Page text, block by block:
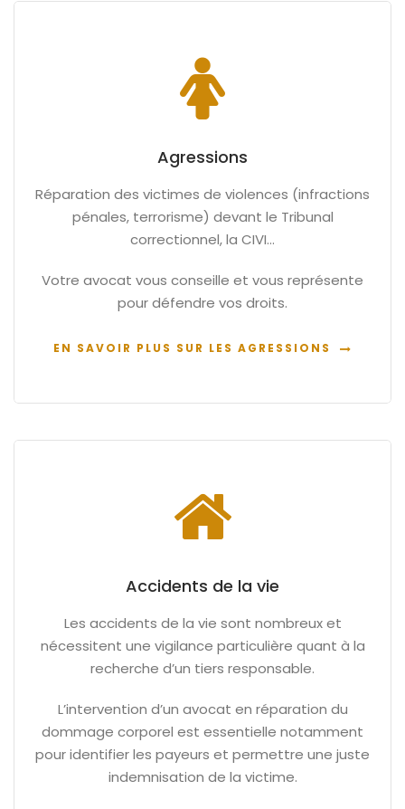
Agressions
Réparation des victimes de violences (infractions
pénales, terrorisme) devant le Tribunal
correctionnel, la CIVI…
Votre avocat vous conseille et vous représente
pour défendre vos droits.
EN SAVOIR PLUS SUR LES AGRESSIONS
Accidents de la vie
Les accidents de la vie sont nombreux et
nécessitent une vigilance particulière quant à la
recherche d’un tiers responsable.
L’intervention d’un avocat en réparation du
dommage corporel est essentielle notamment
pour identifier les payeurs et permettre une juste
indemnisation de la victime.